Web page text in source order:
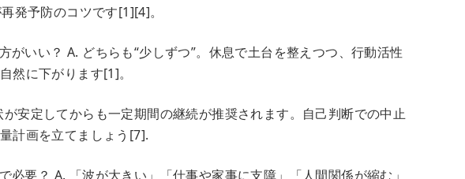
発予防のコツです[1][4]。
がいい？ A. どちらも“少しずつ”。休息で土台を整えつつ、行動活性
然に下がります[1]。
安定してからも一定期間の継続が推奨されます。自己判断での中止
計画を立てましょう[7].
必要？ A. 「波が大きい」「仕事や家事に支障」「人間関係が縮む」